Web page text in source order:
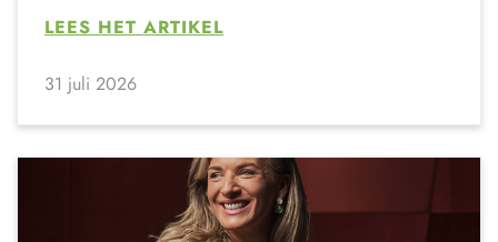
LEES HET ARTIKEL
31 juli 2026